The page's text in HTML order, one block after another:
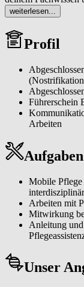
Wir sind die Nr. 1 in
unseres Teams! In
Pflegefachassistenz
weiterlesen...
Profil
Führerschein
Arbeiten
Aufgaben
Mobile Pflege
Arbeiten mit
Mitwirkung
Anleitung
Unser